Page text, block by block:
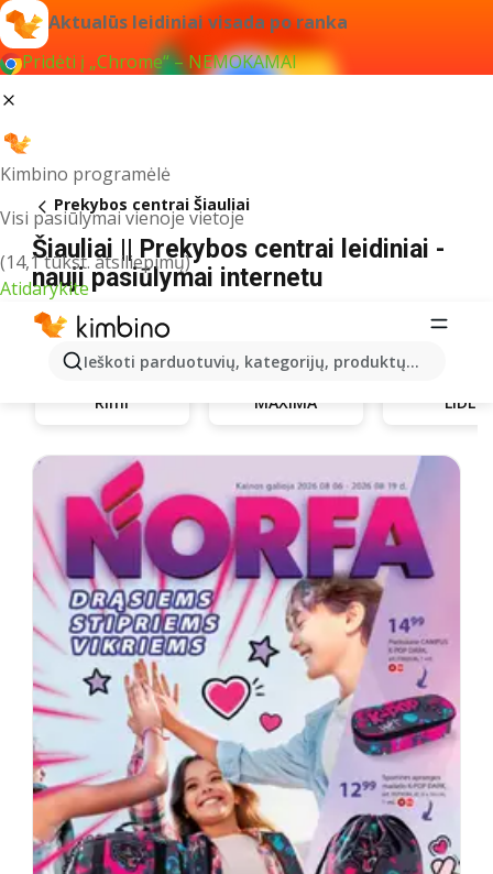
Aktualūs leidiniai visada po ranka
Pridėti į „Chrome“ – NEMOKAMAI
Kimbino programėlė
Visi pasiūlymai vienoje vietoje
(14,1 tūkst. atsiliepimų)
Atidarykite
Ieškoti parduotuvių, kategorijų, produktų...
Prekybos centrai Šiauliai
Šiauliai || Prekybos centrai leidiniai -
nauji pasiūlymai internetu
Rimi MAXIMA LIDL